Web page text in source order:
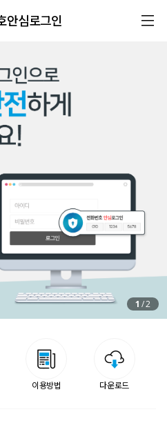
안심로그인
1 /2
이용방법 다운로드